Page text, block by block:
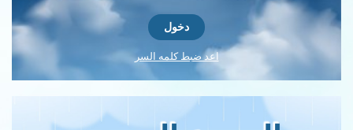
اعد ضبط كلمه السر